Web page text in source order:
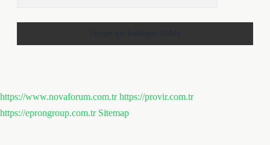
https://www.novaforum.com.tr https://provir.com.tr
https://eprongroup.com.tr Sitemap